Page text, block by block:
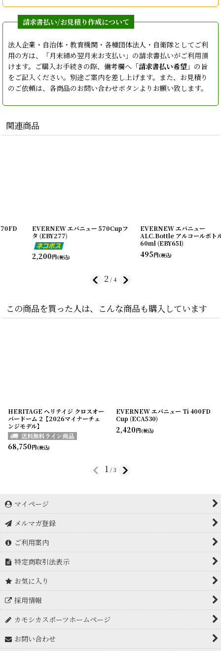
法人企業・自治体・教育機関・各種団体法人・自衛隊としてご利
用の方は、「月末締め翌月末お支払い」の請求書払いがご利用頂
けます。ご購入お手続きの際、備考欄へ「請求書払い希望 」の旨
をご記入ください。別途ご案内を差し上げます。また、お見積り
のご依頼は、各商品のお問い合わせボタンよりお願い致します。
関連商品
EVERNEW エバニュー 570Cupフ
タ (EBY277)
円(税込)
EVERNEW エバニュー
ALC.Bottle アルコールボトル
60ml (EBY651)
(税込)
2 / 4
この商品を買った人は、こんな商品も購入しています
HERITAGE ヘリテイジ クロスオー
バードーム 2【2026マイナーチェ
ンジモデル】
68,750円(税込)
EVERNEW エバニュー Ti 400FD
Cup (ECA530)
2,420円(税込)
1 / 3
マイページ
メルマガ登録
ご利用案内
特定商取引法表示
お気に入り
採用情報
カモシカスポーツホームページ
お問い合わせ